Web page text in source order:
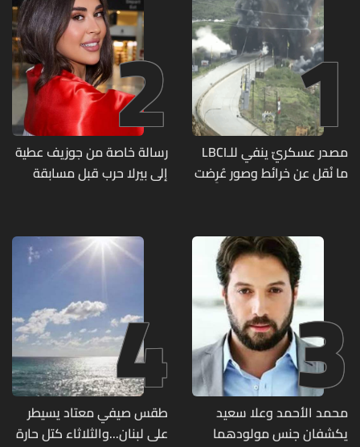
1
مصدر عسكريّ ينفي للـLBCI
ما نُقل عن خرائط وصور عُرِضت
تحت الأرض
2
رسالة خاصة من جوزيف عطية
إلى بيرلا حرب قبل مسابقة
3
محمد الأحمد وعلا سعيد
يكشفان جنس مولودهما
4
طقس صيفي معتاد يسيطر
على لبنان...والثلاثاء كتل حارة